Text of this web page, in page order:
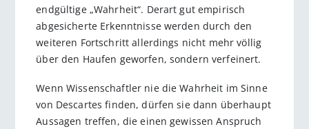
endgültige „Wahrheit“. Derart gut empirisch
abgesicherte Erkenntnisse werden durch den
weiteren Fortschritt allerdings nicht mehr völlig
über den Haufen geworfen, sondern verfeinert.
Wenn Wissenschaftler nie die Wahrheit im Sinne
von Descartes finden, dürfen sie dann überhaupt
Aussagen treffen, die einen gewissen Anspruch